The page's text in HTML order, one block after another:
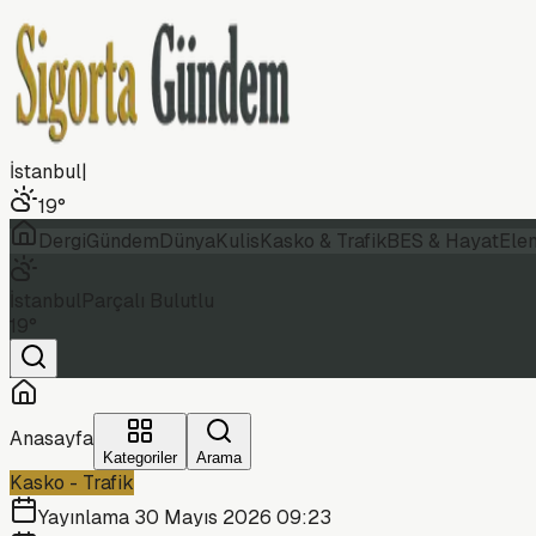
İstanbul|
19°
DergiGündemDünyaKulisKasko & TrafikBES & Hayat
Anasayfa
Kategoriler Arama
Kasko - Trafik
Yayınlama 30 Mayıs 2026 09:23